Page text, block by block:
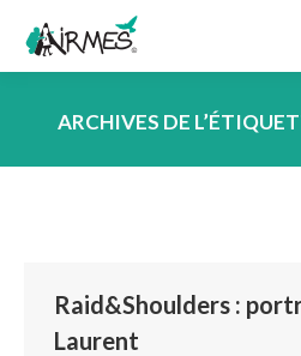
ARCHIVES DE
Raid&Shoulders :
Laurent